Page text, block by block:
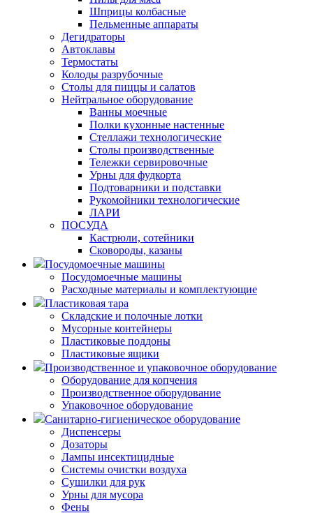
Шприцы колбасные
Пельменные аппараты
Дегидраторы
Автоклавы
Термостаты
Колоды разрубочные
Столы для пиццы и салатов
Нейтральное оборудование
Ванны моечные
Полки кухонные настенные
Стеллажи технологические
Столы производственные
Тележки сервировочные
Урны для фудкорта
Подтоварники и подставки
Рукомойники технологические
ЛАРИ
ПОСУДА
Кастрюли, сотейники
Сковороды, казаны
Посудомоечные машины
Посудомоечные машины
Расходные материалы и комплектующие
Пластиковая тара
Складские и полочные лотки
Мусорные контейнеры
Пластиковые поддоны
Пластиковые ящики
Производственное и упаковочное оборудование
Оборудование для копчения
Производственное оборудование
Упаковочное оборудование
Санитарно-гигиеническое оборудование
Диспенсеры
Дозаторы
Лампы инсектицидные
Системы очистки воздуха
Сушилки для рук
Урны для мусора
Фены